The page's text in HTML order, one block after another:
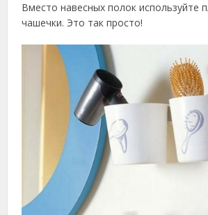
Вместо навесных полок используйте
чашечки. Это так просто!